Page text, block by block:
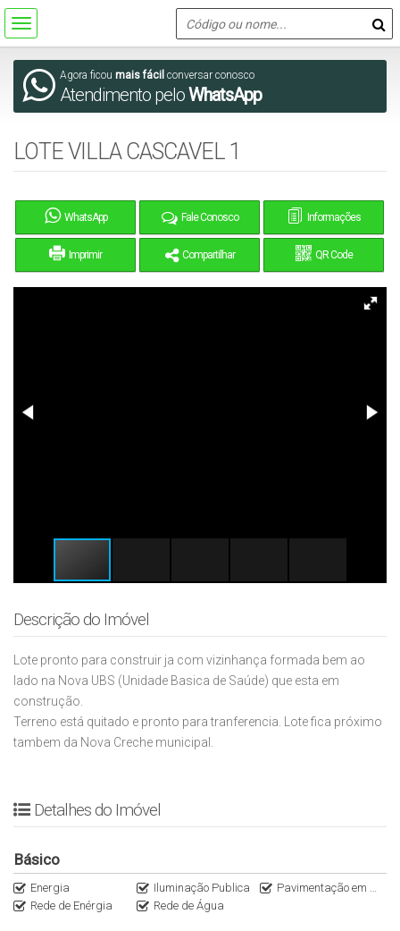
Agora ficou mais fácil conversar conosco
Atendimento peloWhatsApp
LOTE VILLA CASCAVEL 1
WhatsApp Fale Conosco Informações
Imprimir Compartilhar QR Code
Descrição do Imóvel
Lote pronto para construir ja com vizinhança formada bem ao
lado na Nova UBS (Unidade Basica de Saúde) que esta em
construção.
Terreno está quitado e pronto para tranferencia. Lote fica próximo
tambem da Nova Creche municipal.
Detalhes do Imóvel
Básico
Energia Iluminação Publica
Pavimentação em Asfalto
Rede de Enérgia
Rede de Água